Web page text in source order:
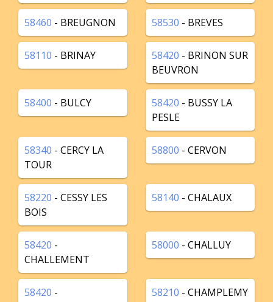
58460 - BREUGNON 58530 - BREVES
58110 - BRINAY 58420 - BRINON SUR
BEUVRON
58400 - BULCY 58420 - BUSSY LA
PESLE
58340 - CERCY LA
TOUR
58800 - CERVON
58220 - CESSY LES
BOIS
58140 - CHALAUX
58420 -
CHALLEMENT
58000 - CHALLUY
58420 -
58210 - CHAMPLEMY